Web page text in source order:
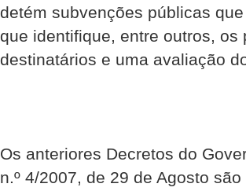
detém subvenções públicas
que identifique, entre outros,
destinatários e uma avaliação
Os anteriores Decretos do
n.º 4/2007, de 29 de Agosto